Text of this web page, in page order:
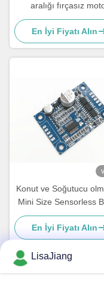
aralığı fırçasız
denetleyici 5A Hall
motor için sürücü
En İyi Fiyatı Alın
Konut ve Soğutucu
Mini Size Sensorless
Motor Sürücüsü
En İyi Fiyatı Alın
LisaJiang